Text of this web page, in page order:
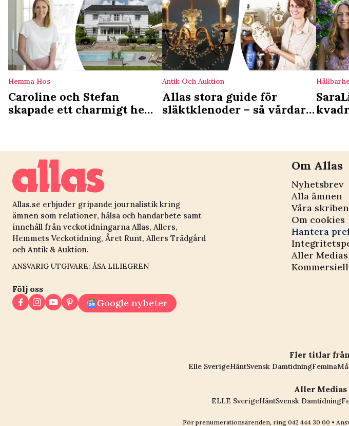
Hemma Hos
Caroline och Stefan
skapade ett charmigt hem
Antik Och Auktion
Allas stora guide för
släktklenoder – så vårdar
Allas.se erbjuder gripande journalistik kring
ämnen som relationer, hälsa och handarbete samt
innehåll från veckotidningarna Allas, Allers,
Hemmets Veckotidning, Året Runt, Allers Trädgård
och Antik & Auktion.
ANSVARIG UTGIVARE: ÅSA LILIEGREN
Följ oss
Google nyheter
Om Allas
Nyhetsbrev
Alla ämnen
Våra
Om cookies
Hantera
Aller
Fler titlar
Elle SverigeHäntSvensk DamtidningFemina
Aller
ELLE SverigeHäntSvensk Damtidning
För prenumerationsärenden, ring 042 444 30 00 •